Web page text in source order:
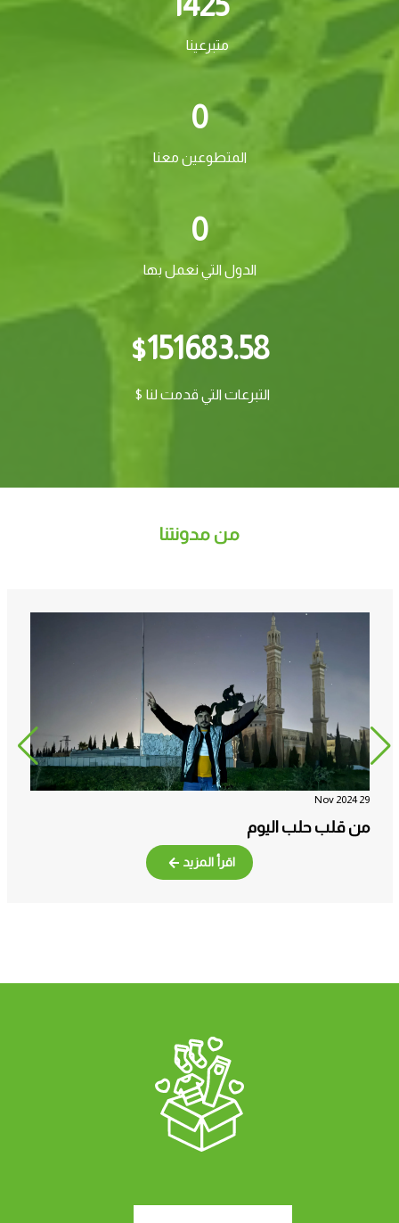
متبرعينا
0
المتطوعين معنا
0
الدول التي نعمل بها
151683.58
$
التبرعات التي قدمت لنا $
من مدونتنا
29 Nov 2024
من قلب حلب اليوم
اقرأ المزيد